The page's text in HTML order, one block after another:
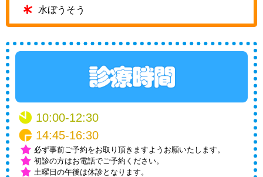
水ぼうそう
10:00-12:30
14:45-16:30
必ず事前ご予約をお取り頂きますようお願いたします。
初診の方はお電話でご予約ください。
土曜日の午後は休診となります。